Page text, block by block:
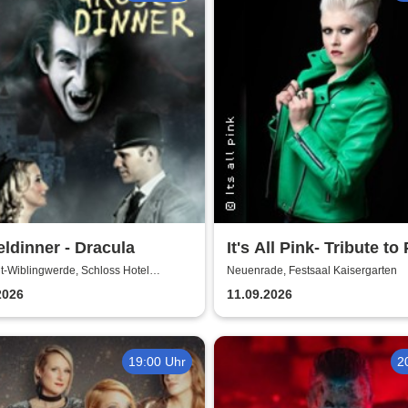
- Dracula
Wiblingwerde, Schloss Hotel
It's All Pink- Tribute to
Headliner Tour 2026
Neuenrade, Festsaal Kaisergarten
11.09.2026
19:00 Uhr